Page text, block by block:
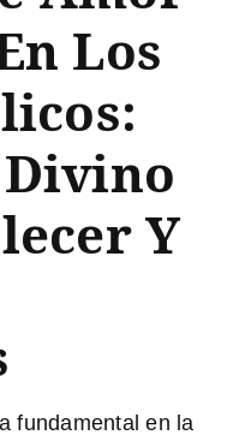
Los
Y
fundamental en la